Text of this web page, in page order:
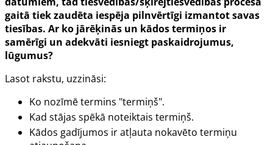
gaitā tiek zaudēta iespēja pilnvērtīgi izmantot savas
tiesības. Ar ko jārēķinās un kādos termiņos ir
samērīgi un adekvāti iesniegt paskaidrojumus,
lūgumus?
Lasot rakstu, uzzināsi:
Ko nozīmē termins "termiņš".
Kad stājas spēkā noteiktais termiņš.
Kādos gadījumos ir atļauta nokavēto termiņu